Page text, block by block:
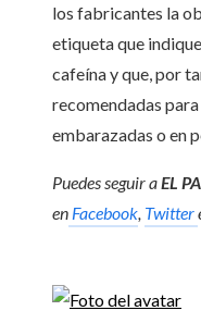
los fabricantes la
etiqueta que
cafeína y que, por
recomendadas
embarazadas o en
Puedes seguir aEL
en Facebook, Twitter